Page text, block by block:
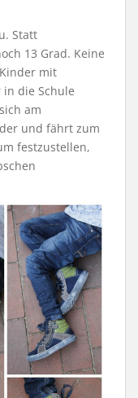
Statt
13 Grad. Keine
mit
die Schule
am
und fährt zum
festzustellen,